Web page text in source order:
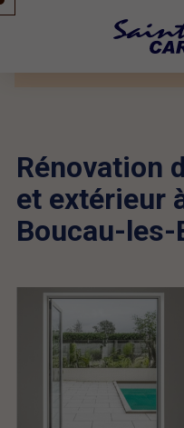
Rénovation
et extérieur
Boucau-les-